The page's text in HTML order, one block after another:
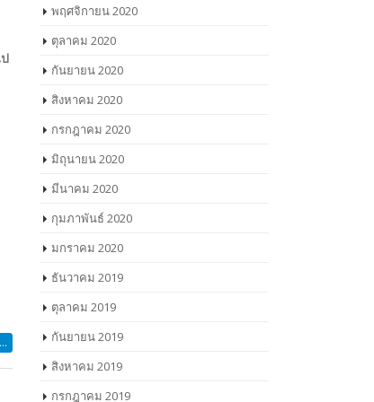
พฤศจิกายน 2020
ตุลาคม 2020
กันยายน 2020
สิงหาคม 2020
กรกฎาคม 2020
มิถุนายน 2020
มีนาคม 2020
กุมภาพันธ์ 2020
มกราคม 2020
ธันวาคม 2019
ตุลาคม 2019
กันยายน 2019
สิงหาคม 2019
กรกฎาคม 2019